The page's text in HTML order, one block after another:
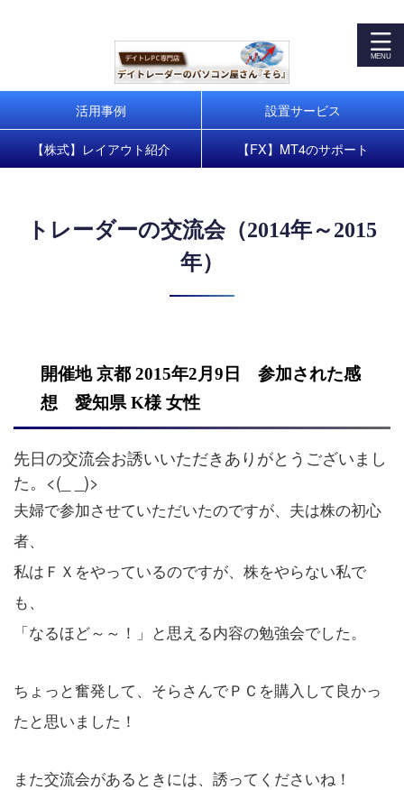
活用事例 設置サービス
【株式】レイアウト紹介 【FX】MT4のサポート
トレーダーの交流会（2014年～2015
年）
開催地 京都 2015年2月9日 参加された感
想 愛知県 K様 女性
先日の交流会お誘いいただきありがとうございまし
た。<(_ _)>
夫婦で参加させていただいたのですが、夫は株の初心
者、
私はＦＸをやっているのですが、株をやらない私で
も、
「なるほど～～！」と思える内容の勉強会でした。
ちょっと奮発して、そらさんでＰＣを購入して良かっ
たと思いました！
また交流会があるときには、誘ってくださいね！